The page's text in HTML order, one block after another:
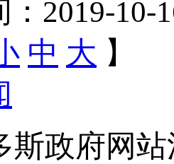
2019-10-
中 大 】
府网站